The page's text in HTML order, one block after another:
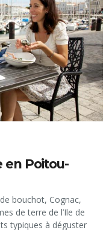
en Poitou-
bouchot, Cognac,
de terre de l’Ile de
typiques à déguster